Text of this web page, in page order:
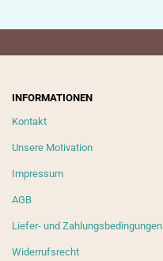
INFORMATIONEN
Kontakt
Unsere Motivation
Impressum
AGB
Liefer- und Zahlungsbedingungen
Widerrufsrecht